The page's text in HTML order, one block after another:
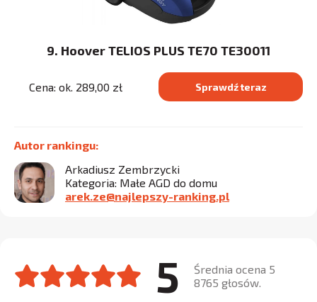
9. Hoover TELIOS PLUS TE70 TE30011
Cena: ok. 289,00 zł Sprawdź teraz
Autor rankingu:
Arkadiusz Zembrzycki
Kategoria: Małe AGD do domu
arek.ze@najlepszy-ranking.pl
5
Średnia ocena 5
8765 głosów.